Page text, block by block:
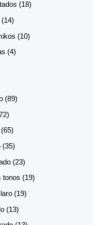
(18)
(14)
(10)
(4)
(89)
(65)
(35)
(23)
tonos (19)
(19)
(13)